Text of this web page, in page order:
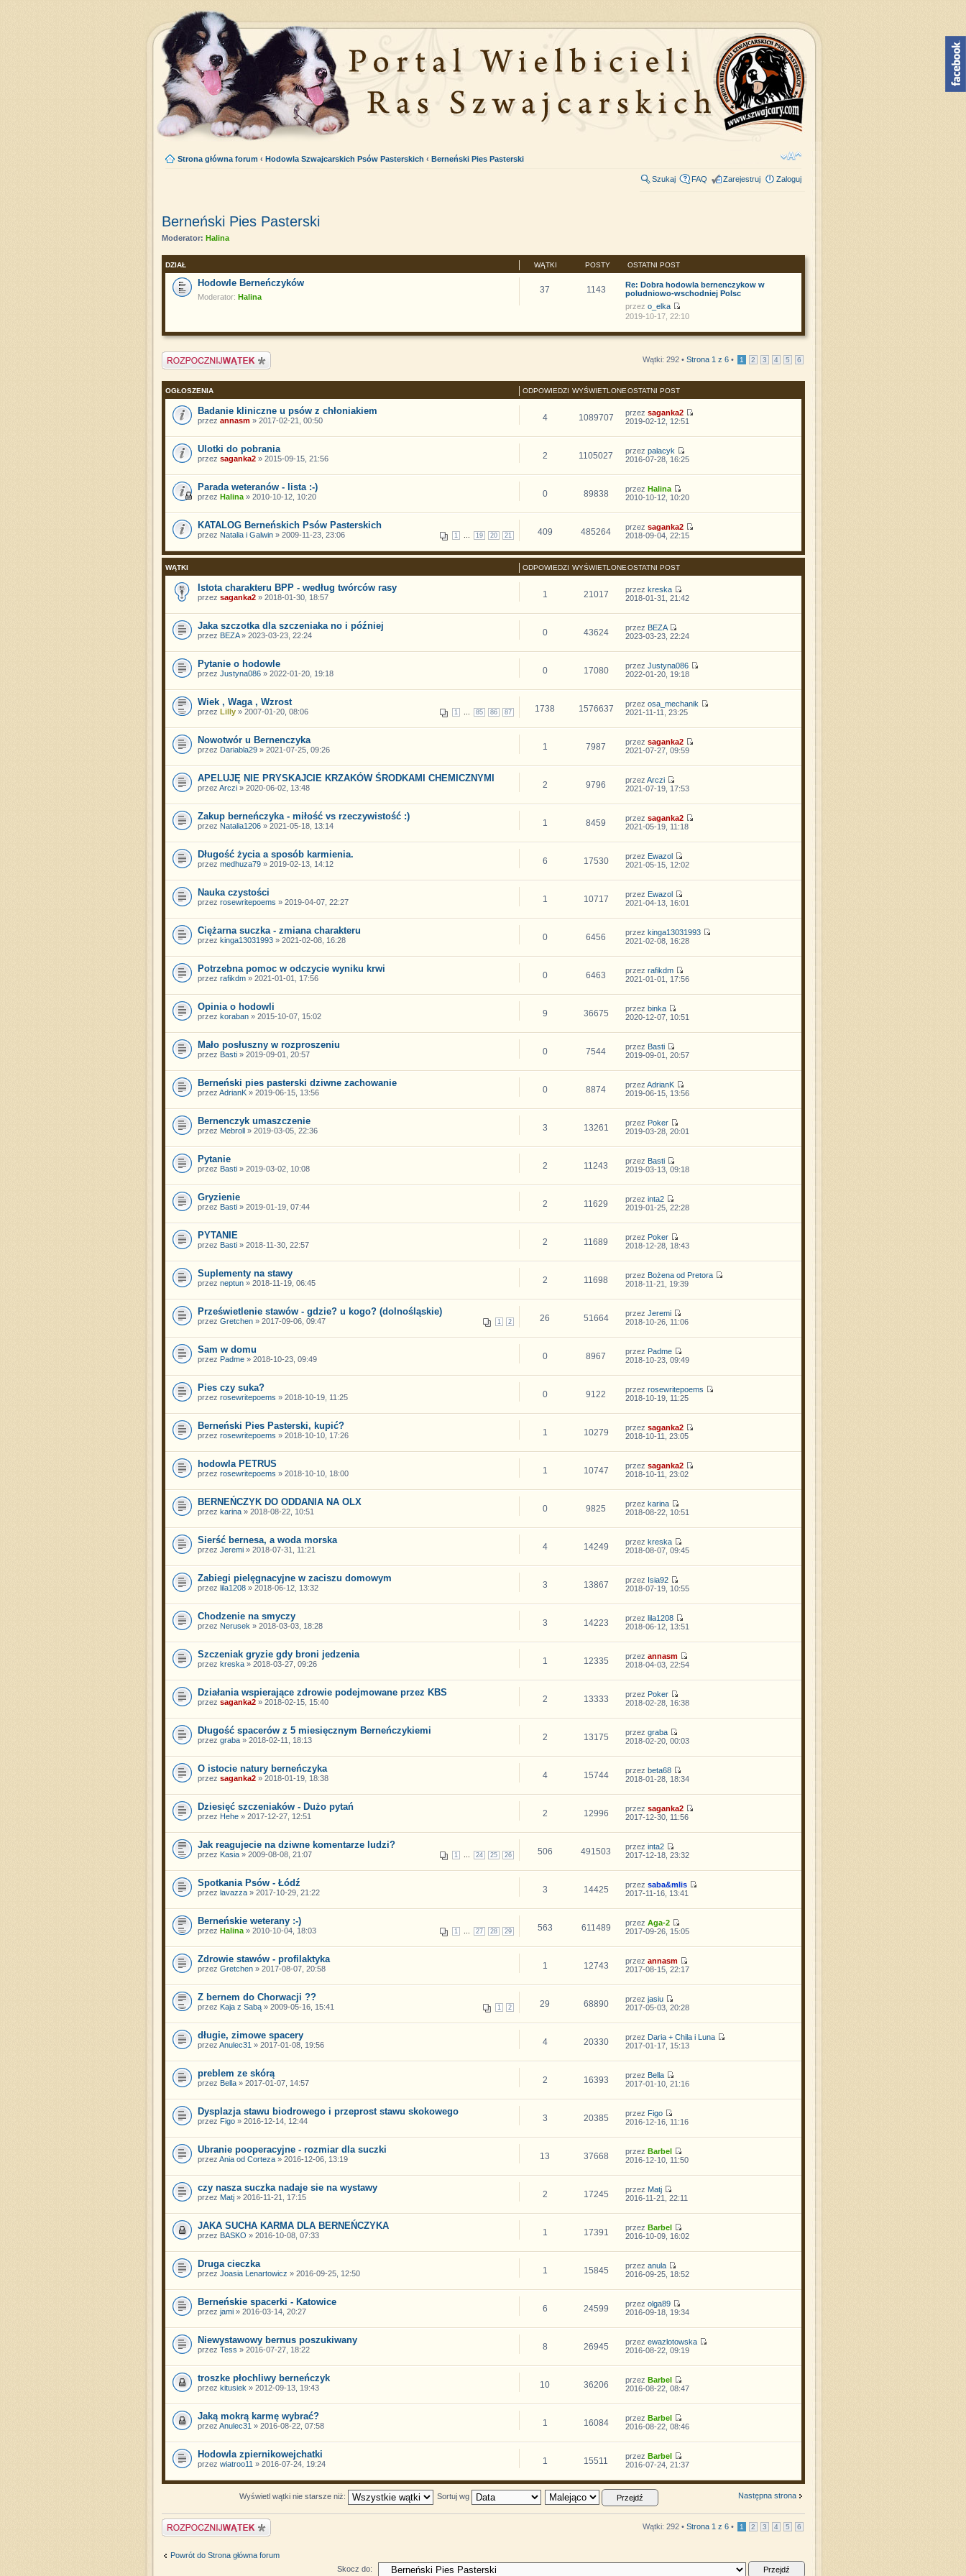
Strona główna forum ‹ Hodowla Szwajcarskich Psów Pasterskich ‹ Berneński Pies Pasterski
Szukaj FAQ Zarejestruj Zaloguj
Berneński Pies Pasterski
Moderator: Halina
DZIAŁ WĄTKI POSTY OSTATNI POST
Hodowle Berneńczyków
Moderator: Halina
37 1143
Re: Dobra hodowla bernenczykow w
poludniowo-wschodniej Polsc
przez o_elka
2019-10-17, 22:10
Napisz wątek Wątki: 292 • Strona 1 z 6• 1 2 3 4 5 6
OGŁOSZENIA ODPOWIEDZI WYŚWIETLONEOSTATNI POST
Badanie kliniczne u psów z chłoniakiem
przez annasm» 2017-02-21, 00:50 4 1089707 przez saganka2
2019-02-12, 12:51
Ulotki do pobrania
przez saganka2» 2015-09-15, 21:56 2 1105027 przez palacyk
2016-07-28, 16:25
Parada weteranów - lista :-)
przez Halina» 2010-10-12, 10:20 0 89838 przez Halina
2010-10-12, 10:20
KATALOG Berneńskich Psów Pasterskich
1 19 20 21
przez Natalia i Galwin» 2009-11-23, 23:06 409 485264 przez saganka2
2018-09-04, 22:15
WĄTKI ODPOWIEDZI WYŚWIETLONEOSTATNI POST
Istota charakteru BPP - według twórców rasy
przez saganka2» 2018-01-30, 18:57 1 21017 przez kreska
2018-01-31, 21:42
Jaka szczotka dla szczeniaka no i później
przez BEZA» 2023-03-23, 22:24 0 43624 przez BEZA
2023-03-23, 22:24
Pytanie o hodowle
przez Justyna086» 2022-01-20, 19:18 0 17080 przez Justyna086
2022-01-20, 19:18
Wiek , Waga , Wzrost
1 85 86 87
przez Lilly» 2007-01-20, 08:06 1738 1576637 przez osa_mechanik
2021-11-11, 23:25
Nowotwór u Bernenczyka
przez Dariabla29» 2021-07-25, 09:26 1 7987 przez saganka2
2021-07-27, 09:59
APELUJĘ NIE PRYSKAJCIE KRZAKÓW ŚRODKAMI CHEMICZNYMI
przez Arczi» 2020-06-02, 13:48 2 9796 przez Arczi
2021-07-19, 17:53
Zakup berneńczyka - miłość vs rzeczywistość :)
przez Natalia1206» 2021-05-18, 13:14 1 8459 przez saganka2
2021-05-19, 11:18
Długość życia a sposób karmienia.
przez medhuza79» 2019-02-13, 14:12 6 17530 przez Ewazol
2021-05-15, 12:02
Nauka czystości
przez rosewritepoems » 2019-04-07, 22:27 1 10717 przez Ewazol
2021-04-13, 16:01
Ciężarna suczka - zmiana charakteru
przez kinga13031993» 2021-02-08, 16:28 0 6456 przez kinga13031993
2021-02-08, 16:28
Potrzebna pomoc w odczycie wyniku krwi
przez rafikdm» 2021-01-01, 17:56 0 6463 przez rafikdm
2021-01-01, 17:56
Opinia o hodowli
przez koraban» 2015-10-07, 15:02 9 36675 przez binka
2020-12-07, 10:51
Mało posłuszny w rozproszeniu
przez Basti» 2019-09-01, 20:57 0 7544 przez Basti
2019-09-01, 20:57
Berneński pies pasterski dziwne zachowanie
przez AdrianK» 2019-06-15, 13:56 0 8874 przez AdrianK
2019-06-15, 13:56
Bernenczyk umaszczenie
przez Mebroll» 2019-03-05, 22:36 3 13261 przez Poker
2019-03-28, 20:01
Pytanie
przez Basti» 2019-03-02, 10:08 2 11243 przez Basti
2019-03-13, 09:18
Gryzienie
przez Basti» 2019-01-19, 07:44 2 11629 przez inta2
2019-01-25, 22:28
PYTANIE
przez Basti» 2018-11-30, 22:57 2 11689 przez Poker
2018-12-28, 18:43
Suplementy na stawy
przez neptun» 2018-11-19, 06:45 2 11698 przez Bożena od Pretora
2018-11-21, 19:39
Prześwietlenie stawów - gdzie? u kogo? (dolnośląskie)
1 2
przez Gretchen» 2017-09-06, 09:47 26 51664 przez Jeremi
2018-10-26, 11:06
Sam w domu
przez Padme» 2018-10-23, 09:49 0 8967 przez Padme
2018-10-23, 09:49
Pies czy suka?
przez rosewritepoems » 2018-10-19, 11:25 0 9122 przez rosewritepoems
2018-10-19, 11:25
Berneński Pies Pasterski, kupić?
przez rosewritepoems » 2018-10-10, 17:26 1 10279 przez saganka2
2018-10-11, 23:05
hodowla PETRUS
przez rosewritepoems » 2018-10-10, 18:00 1 10747 przez saganka2
2018-10-11, 23:02
BERNEŃCZYK DO ODDANIA NA OLX
przez karina» 2018-08-22, 10:51 0 9825 przez karina
2018-08-22, 10:51
Sierść bernesa, a woda morska
przez Jeremi» 2018-07-31, 11:21 4 14249 przez kreska
2018-08-07, 09:45
Zabiegi pielęgnacyjne w zaciszu domowym
przez lila1208» 2018-06-12, 13:32 3 13867 przez Isia92
2018-07-19, 10:55
Chodzenie na smyczy
przez Nerusek » 2018-03-03, 18:28 3 14223 przez lila1208
2018-06-12, 13:51
Szczeniak gryzie gdy broni jedzenia
przez kreska» 2018-03-27, 09:26 1 12335 przez annasm
2018-04-03, 22:54
Działania wspierające zdrowie podejmowane przez KBS
przez saganka2» 2018-02-15, 15:40 2 13333 przez Poker
2018-02-28, 16:38
Długość spacerów z 5 miesięcznym Berneńczykiemi
przez graba» 2018-02-11, 18:13 2 13175 przez graba
2018-02-20, 00:03
O istocie natury berneńczyka
przez saganka2» 2018-01-19, 18:38 4 15744 przez beta68
2018-01-28, 18:34
Dziesięć szczeniaków - Dużo pytań
przez Hehe» 2017-12-27, 12:51 2 12996 przez saganka2
2017-12-30, 11:56
Jak reagujecie na dziwne komentarze ludzi?
1 24 25 26
przez Kasia» 2009-08-08, 21:07 506 491503 przez inta2
2017-12-18, 23:32
Spotkania Psów - Łódź
przez lavazza» 2017-10-29, 21:22 3 14425 przez saba&mlis
2017-11-16, 13:41
Berneńskie weterany :-)
1 27 28 29
przez Halina» 2010-10-04, 18:03 563 611489 przez Aga-2
2017-09-26, 15:05
Zdrowie stawów - profilaktyka
przez Gretchen» 2017-08-07, 20:58 1 12743 przez annasm
2017-08-15, 22:17
Z bernem do Chorwacji ??
1 2
przez Kaja z Sabą» 2009-05-16, 15:41 29 68890 przez jasiu
2017-05-03, 20:28
długie, zimowe spacery
przez Anulec31 » 2017-01-08, 19:56 4 20330 przez Daria + Chila i Luna
2017-01-17, 15:13
preblem ze skórą
przez Bella» 2017-01-07, 14:57 2 16393 przez Bella
2017-01-10, 21:16
Dysplazja stawu biodrowego i przeprost stawu skokowego
przez Figo» 2016-12-14, 12:44 3 20385 przez Figo
2016-12-16, 11:16
Ubranie pooperacyjne - rozmiar dla suczki
przez Ania od Corteza» 2016-12-06, 13:19 13 37668 przez Barbel
2016-12-10, 11:50
czy nasza suczka nadaje sie na wystawy
przez Matj» 2016-11-21, 17:15 2 17245 przez Matj
2016-11-21, 22:11
JAKA SUCHA KARMA DLA BERNEŃCZYKA
przez BASKO » 2016-10-08, 07:33 1 17391 przez Barbel
2016-10-09, 16:02
Druga cieczka
przez Joasia Lenartowicz » 2016-09-25, 12:50 1 15845 przez anula
2016-09-25, 18:52
Berneńskie spacerki - Katowice
przez jami» 2016-03-14, 20:27 6 24599 przez olga89
2016-09-18, 19:34
Niewystawowy bernus poszukiwany
przez Tess » 2016-07-27, 18:22 8 26945 przez ewazlotowska
2016-08-22, 09:19
troszke płochliwy berneńczyk
przez kitusiek » 2012-09-13, 19:43 10 36206 przez Barbel
2016-08-22, 08:47
Jaką mokrą karmę wybrać?
przez Anulec31 » 2016-08-22, 07:58 1 16084 przez Barbel
2016-08-22, 08:46
Hodowla zpiernikowejchatki
przez wiatroo11 » 2016-07-24, 19:24 1 15511 przez Barbel
2016-07-24, 21:37
Następna strona
Wyświetl wątki nie starsze niż: Sortuj wg
Napisz wątek Wątki: 292 • Strona 1 z 6• 1 2 3 4 5 6
Powrót do Strona główna forum
Skocz do: